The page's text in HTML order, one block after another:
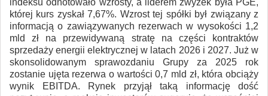
której kurs zyskał 7,67%. Wzrost tej spółki był związany z
informacją o zawiązywanych rezerwach w wysokości 1,2
mld zł na przewidywaną stratę na części kontraktów
sprzedaży energii elektrycznej w latach 2026 i 2027. Już w
skonsolidowanym sprawozdaniu Grupy za 2025 rok
zostanie ujęta rezerwa o wartości 0,7 mld zł, która obciąży
wynik EBITDA. Rynek przyjął taką informację dość